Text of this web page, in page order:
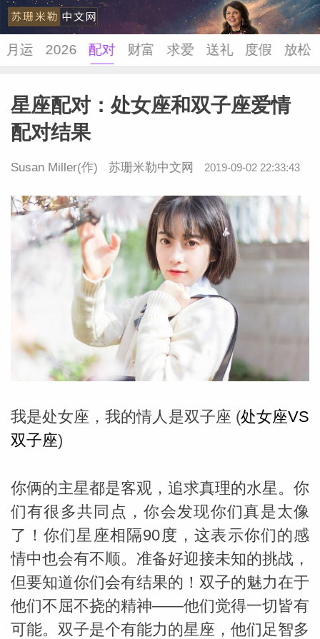
苏珊米
勒中文
网_苏珊
月运 2026 配对 财富 求爱 送礼 度假 放松
星座配对：处女座和双子座爱情
配对结果
Susan Miller(作) 苏珊米勒中文网 2019-09-02 22:33:43
我是处女座，我的情人是双子座 (处女座VS
双子座)
你俩的主星都是客观，追求真理的水星。你
们有很多共同点，你会发现你们真是太像
了！你们星座相隔90度，这表示你们的感
情中也会有不顺。准备好迎接未知的挑战，
但要知道你们会有结果的！双子的魅力在于
他们不屈不挠的精神——他们觉得一切皆有
可能。双子是个有能力的星座，他们足智多